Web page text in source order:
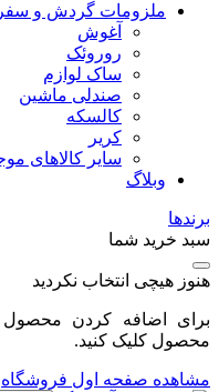
ملزومات گردش و سفر
آغوش
روروئک
ساک لوازم
صندلی ماشین
کالسکه
کریر
سایر کالاهای
وبلاگ
برندها
سبد خرید شما
هنوز هیچی انتخاب نکردید
برای اضافه کردن
محصول کلیک کنید.
مشاهده صفحه اول فروشگاه